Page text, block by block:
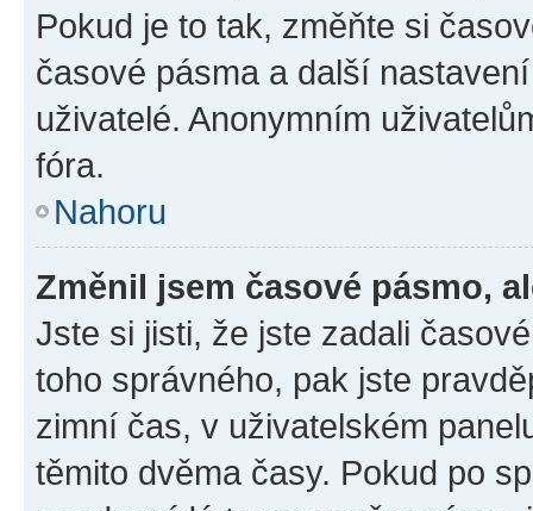
Pokud je to tak, změňte si
časové pásma a další
uživatelé. Anonymním
fóra.
Nahoru
Změnil jsem časové pásmo,
Jste si jisti, že jste zadali
toho správného, pak jste
zimní čas, v uživatelském
těmito dvěma časy. Pokud po